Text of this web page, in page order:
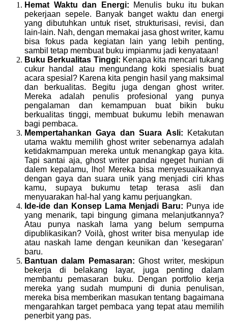
Hemat Waktu dan Energi: Menulis buku itu bukan
pekerjaan sepele. Banyak banget waktu dan energi
yang dibutuhkan untuk riset, strukturisasi, revisi, dan
lain-lain. Nah, dengan memakai jasa ghost writer, kamu
bisa fokus pada kegiatan lain yang lebih penting,
sambil tetap membuat buku impianmu jadi kenyataan!
Buku Berkualitas Tinggi: Kenapa kita mencari tukang
cukur handal atau mengundang koki spesialis buat
acara spesial? Karena kita pengin hasil yang maksimal
dan berkualitas. Begitu juga dengan ghost writer.
Mereka adalah penulis profesional yang punya
pengalaman dan kemampuan buat bikin buku
berkualitas tinggi, membuat bukumu lebih menawan
bagi pembaca.
Mempertahankan Gaya dan Suara Asl i: Ketakutan
utama waktu memilih ghost writer sebenarnya adalah
ketidakmampuan mereka untuk menangkap gaya kita.
Tapi santai aja, ghost writer pandai ngeget hunian di
dalem kepalamu, lho! Mereka bisa menyesuaikannya
dengan gaya dan suara unik yang menjadi ciri khas
kamu, supaya bukumu tetap terasa asli dan
menyuarakan hal-hal yang kamu perjuangkan.
Ide-ide dan Konsep Lama Menjadi Baru: Punya ide
yang menarik, tapi bingung gimana melanjutkannya?
Atau punya naskah lama yang belum sempurna
dipublikasikan? Voilà, ghost writer bisa menyulap ide
atau naskah lame dengan keunikan dan ‘kesegaran’
baru.
Bantuan dalam Pemasaran: Ghost writer, meskipun
bekerja di belakang layar, juga penting dalam
membantu pemasaran buku. Dengan portfolio kerja
mereka yang sudah mumpuni di dunia penulisan,
mereka bisa memberikan masukan tentang bagaimana
mengarahkan target pembaca yang tepat atau memilih
penerbit yang pas.